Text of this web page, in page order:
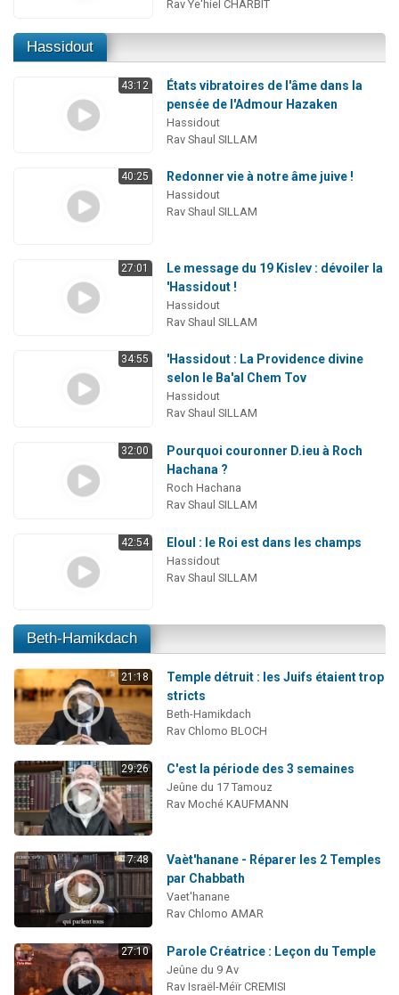
Rav Ye'hiel CHARBIT
Hassidout
43:12
États vibratoires de l'âme dans la
pensée de l'Admour Hazaken
Hassidout
Rav Shaul SILLAM
40:25 Redonner vie à notre âme juive !
Hassidout
Rav Shaul SILLAM
27:01
Le message du 19 Kislev : dévoiler la
'Hassidout !
Hassidout
Rav Shaul SILLAM
34:55
'Hassidout : La Providence divine
selon le Ba'al Chem Tov
Hassidout
Rav Shaul SILLAM
32:00
Pourquoi couronner D.ieu à Roch
Hachana ?
Roch Hachana
Rav Shaul SILLAM
42:54 Eloul : le Roi est dans les champs
Hassidout
Rav Shaul SILLAM
Beth-Hamikdach
21:18
Temple détruit : les Juifs étaient trop
stricts
Beth-Hamikdach
Rav Chlomo BLOCH
29:26 C'est la période des 3 semaines
Jeûne du 17 Tamouz
Rav Moché KAUFMANN
7:48
Vaèt'hanane - Réparer les 2 Temples
par Chabbath
Vaet'hanane
Rav Chlomo AMAR
27:10 Parole Créatrice : Leçon du Temple
Jeûne du 9 Av
Rav Israël-Méïr CREMISI